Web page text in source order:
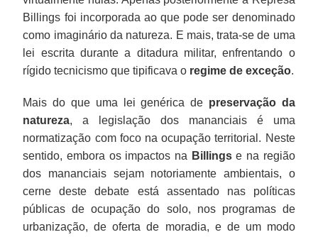
Billings foi incorporada ao que pode ser denominado
como imaginário da natureza. E mais, trata-se de uma
lei escrita durante a ditadura militar, enfrentando o
rígido tecnicismo que tipificava o regime de exceção.
Mais do que uma lei genérica de preservação da
natureza, a legislação dos mananciais é uma
normatização com foco na ocupação territorial. Neste
sentido, embora os impactos na Billingse na região
dos mananciais sejam notoriamente ambientais, o
cerne deste debate está assentado nas políticas
públicas de ocupação do solo, nos programas de
urbanização, de oferta de moradia, e de um modo